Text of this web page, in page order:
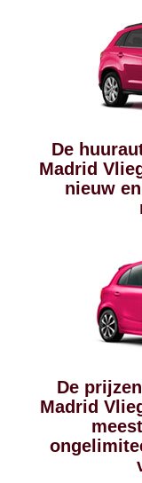
De
Madrid
nieuw
De
Madrid